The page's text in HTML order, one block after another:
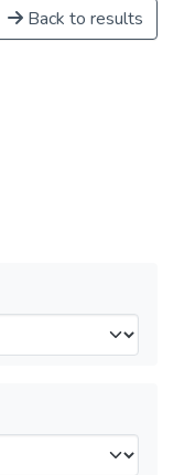
Back to results